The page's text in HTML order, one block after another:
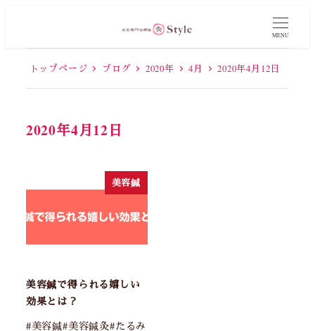
MENU
トップページ ブログ 2020年 4月 2020年4月12日
2020年4月12日
美容鍼
美容鍼で得られる嬉しい
効果とは？
#美容鍼#美容鍼灸#たるみ